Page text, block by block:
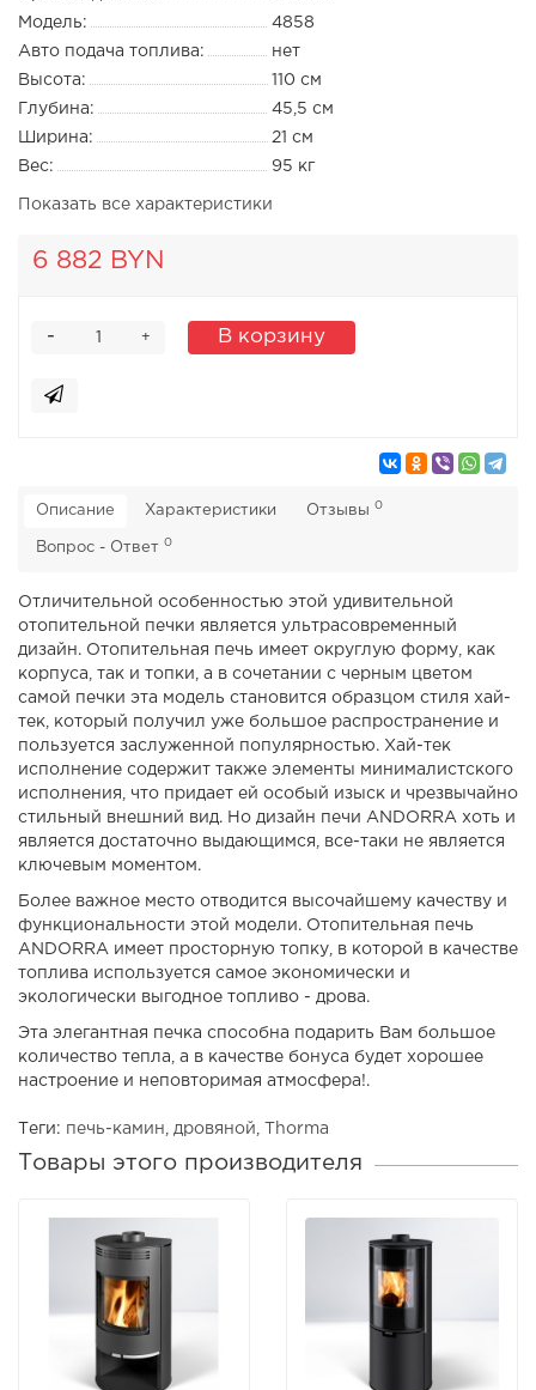
Модель:
4858
Авто подача топлива:
нет
Высота:
110 см
Глубина:
45,5 см
Ширина:
21 см
Вес:
95 кг
Показать все характеристики
6 882 BYN
+
- В корзину
Описание Характеристики Отзывы 0
Вопрос - Ответ 0
Отличительной особенностью этой удивительной
отопительной печки является ультрасовременный
дизайн. Отопительная печь имеет округлую форму, как
корпуса, так и топки, а в сочетании с черным цветом
самой печки эта модель становится образцом стиля хай-
тек, который получил уже большое распространение и
пользуется заслуженной популярностью. Хай-тек
исполнение содержит также элементы минималистского
исполнения, что придает ей особый изыск и чрезвычайно
стильный внешний вид. Но дизайн печи ANDORRA хоть и
является достаточно выдающимся, все-таки не является
ключевым моментом.
Более важное место отводится высочайшему качеству и
функциональности этой модели. Отопительная печь
ANDORRA имеет просторную топку, в которой в качестве
топлива используется самое экономически и
экологически выгодное топливо - дрова.
Эта элегантная печка способна подарить Вам большое
количество тепла, а в качестве бонуса будет хорошее
настроение и неповторимая атмосфера!.
Теги: печь-камин дровяной Thorma
Товары этого производителя